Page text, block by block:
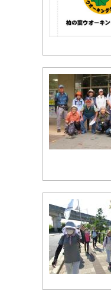
マイメディア検索